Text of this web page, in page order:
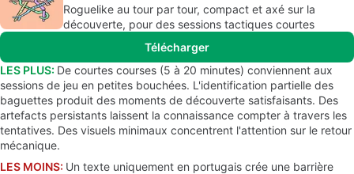
Roguelike au tour par tour, compact et axé sur la
découverte, pour des sessions tactiques courtes
Télécharger
LES PLUS: De courtes courses (5 à 20 minutes) conviennent aux
sessions de jeu en petites bouchées. L'identification partielle des
baguettes produit des moments de découverte satisfaisants. Des
artefacts persistants laissent la connaissance compter à travers les
tentatives. Des visuels minimaux concentrent l'attention sur le retour
mécanique.
LES MOINS: Un texte uniquement en portugais crée une barrière